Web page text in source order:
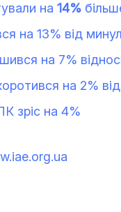
на 14%
на 13% від
на 7%
на 2%
зріс на 4%